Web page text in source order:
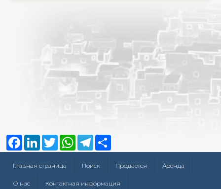
Главная страница Поиск Продается Аренда
О нас Контактная информация
FacebookLinkedInTwitter WhatsAppTelegram